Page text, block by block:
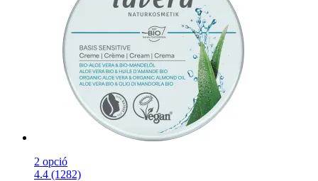
2 opció
4.4 (1282)